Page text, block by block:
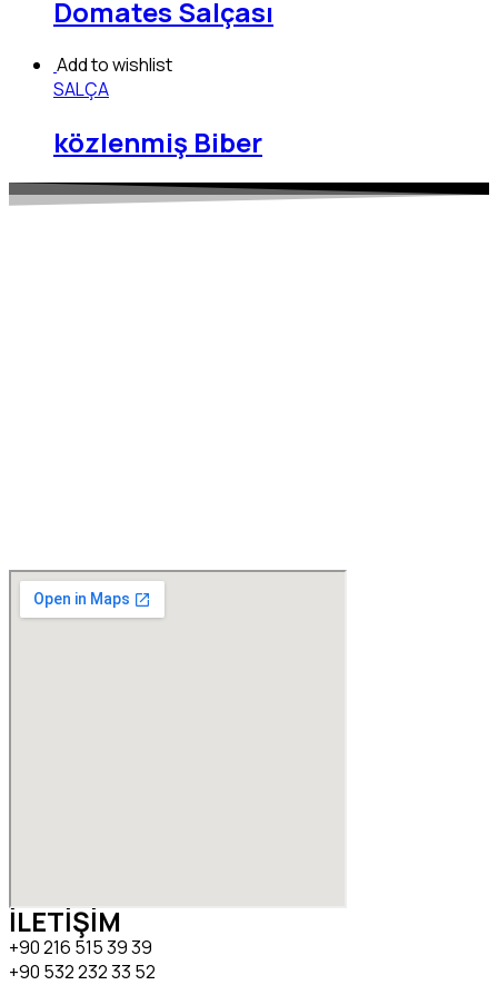
Domates Salçası
Add to wishlist
SALÇA
közlenmiş Biber
İLETİŞİM
+90 216 515 39 39
+90 532 232 33 52